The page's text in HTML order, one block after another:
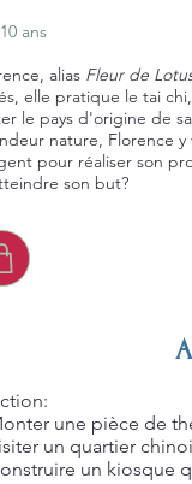
ans
alias Fleur de
elle pratique le tai
le pays d'origine de
nature, Florence
pour réaliser son
son but?
une pièce de
un quartier
un kiosque